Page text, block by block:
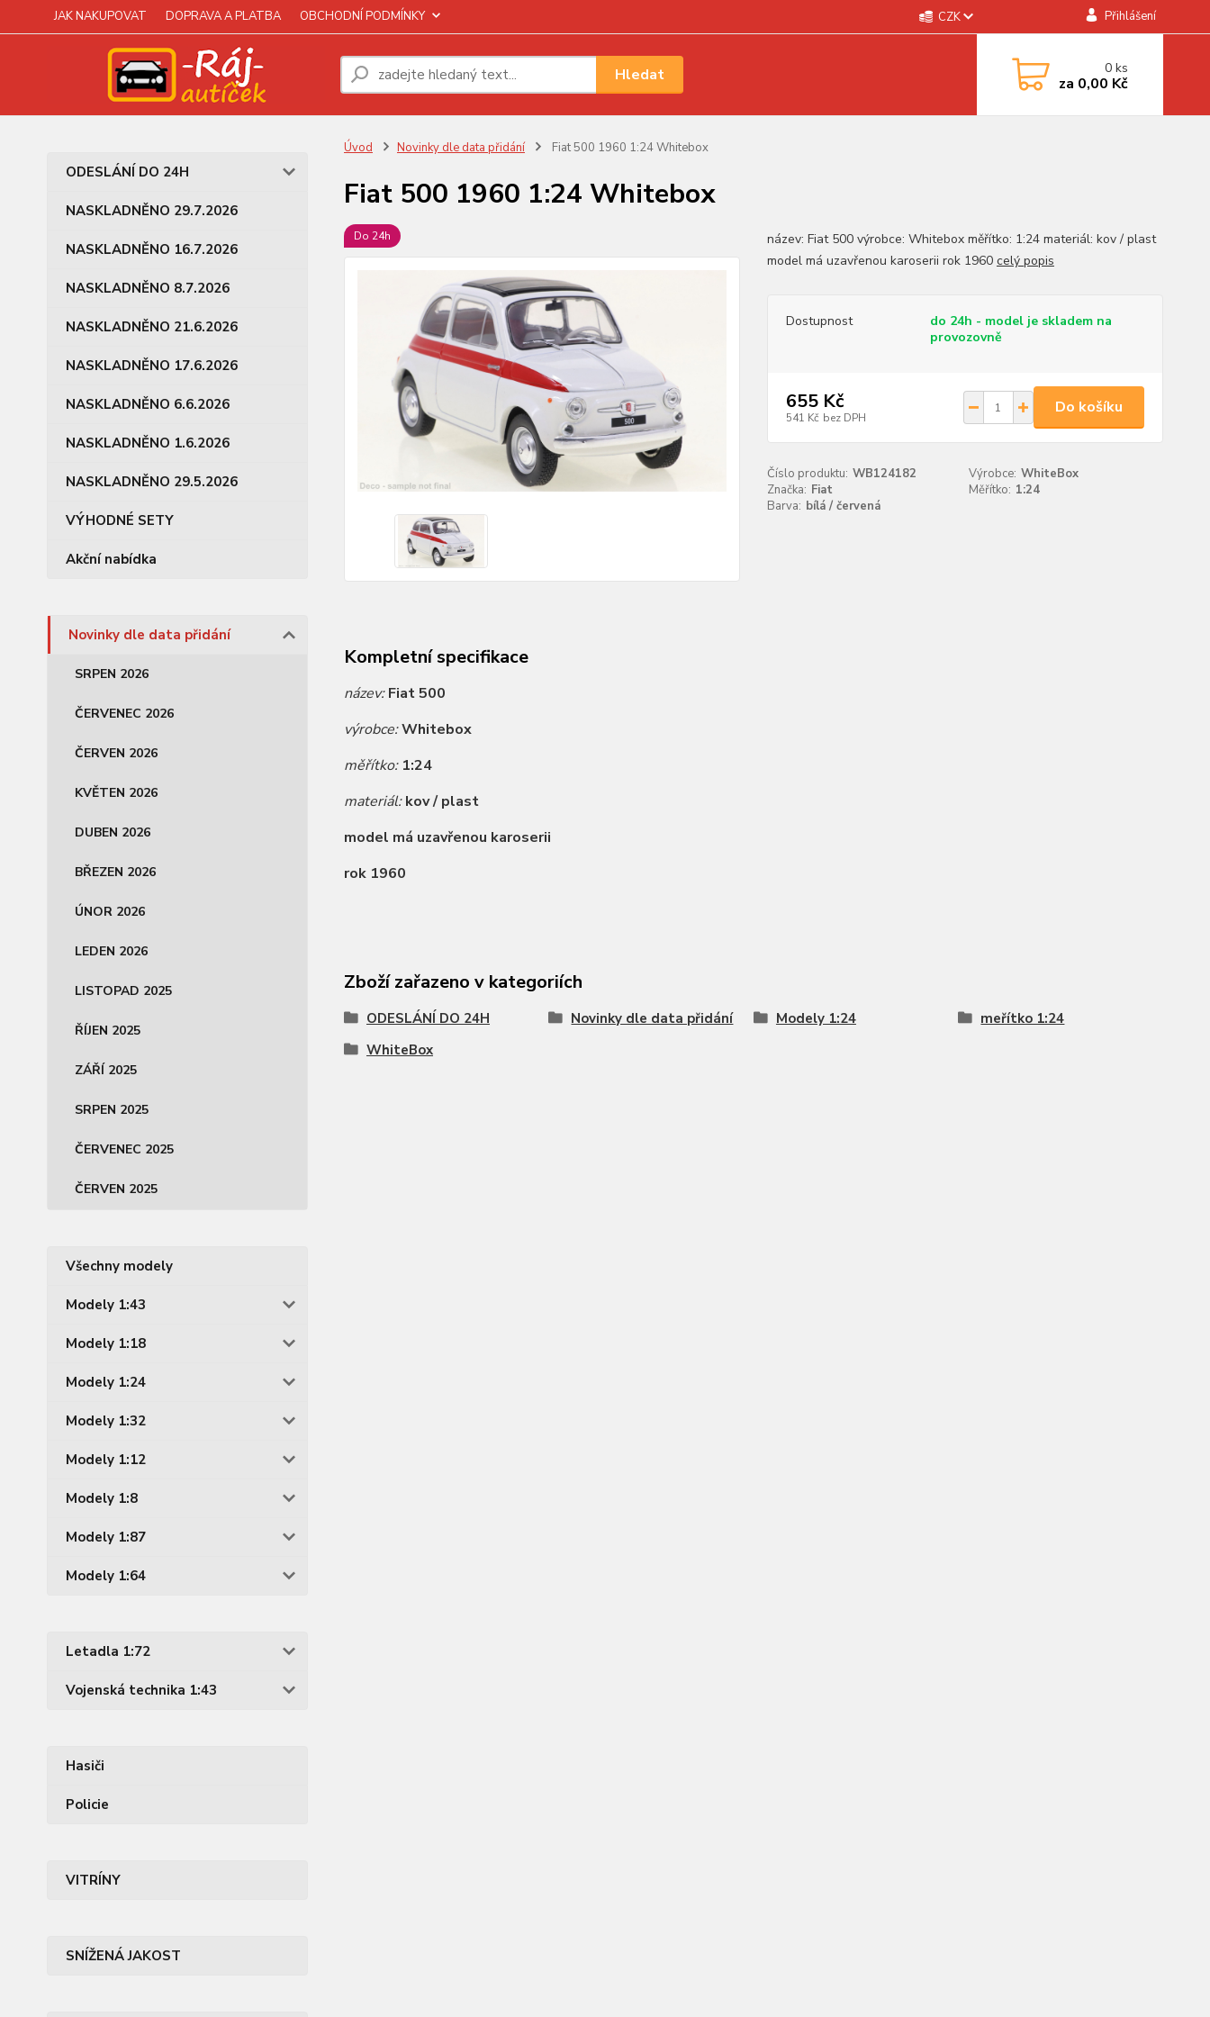
JAK NAKUPOVAT DOPRAVA A PLATBA OBCHODNÍ PODMÍNKY CZK Přihlášení
Hledat 0ks
za 0,00 Kč
ODESLÁNÍ DO 24H
NASKLADNĚNO 29.7.2026
NASKLADNĚNO 16.7.2026
NASKLADNĚNO 8.7.2026
NASKLADNĚNO 21.6.2026
NASKLADNĚNO 17.6.2026
NASKLADNĚNO 6.6.2026
NASKLADNĚNO 1.6.2026
NASKLADNĚNO 29.5.2026
VÝHODNÉ SETY
Akční nabídka
Novinky dle data přidání
SRPEN 2026
ČERVENEC 2026
ČERVEN 2026
KVĚTEN 2026
DUBEN 2026
BŘEZEN 2026
ÚNOR 2026
LEDEN 2026
LISTOPAD 2025
ŘÍJEN 2025
ZÁŘÍ 2025
SRPEN 2025
ČERVENEC 2025
ČERVEN 2025
Všechny modely
Modely 1:43
Modely 1:18
Modely 1:24
Modely 1:32
Modely 1:12
Modely 1:8
Modely 1:87
Modely 1:64
Letadla 1:72
Vojenská technika 1:43
Hasiči
Policie
VITRÍNY
SNÍŽENÁ JAKOST
Úvod Novinky dle data přidání Fiat 500 1960 1:24 Whitebox
Fiat 500 1960 1:24 Whitebox
Do 24h
název: Fiat 500 výrobce: Whitebox měřítko: 1:24 materiál: kov / plast
model má uzavřenou karoserii rok 1960 celý popis
Dostupnost
do 24h - model je skladem na
provozovně
655 Kč
541 Kč bez DPH
Do košíku
Číslo produktu: WB124182 Výrobce: WhiteBox
Značka: Fiat Měřítko: 1:24
Barva: bílá / červená
Kompletní specifikace
název:Fiat 500
výrobce:Whitebox
měřítko: 1:24
materiál:kov / plast
model má uzavřenou karoserii
rok 1960
Zboží zařazeno v kategoriích
ODESLÁNÍ DO 24H Novinky dle data přidání Modely 1:24
meřítko 1:24
WhiteBox